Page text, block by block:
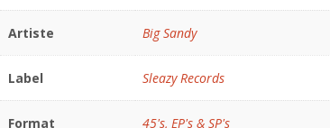
Artiste Big Sandy
Label Sleazy Records
Format 45's, EP's & SP's